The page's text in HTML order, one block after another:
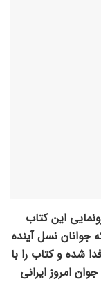
این کتاب
جوانان نسل آینده
شده و کتاب را با
امروز ایرانی